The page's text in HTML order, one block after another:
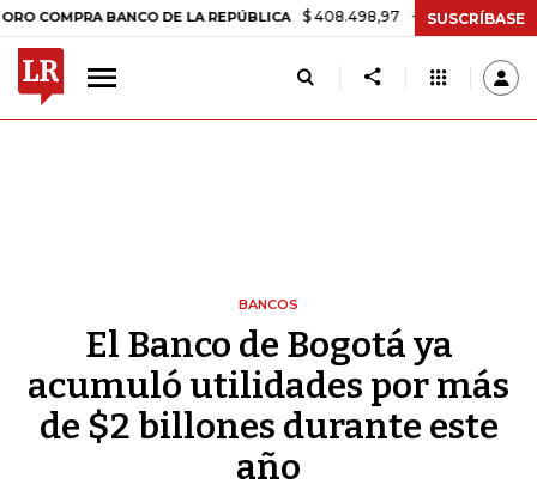
BANCO DE LA REPÚBLICA $ 408.498,97 +$ 8.753,81 +2,19%
SUSCRÍBASE
BANCOS
El Banco de Bogotá ya
acumuló utilidades por más
de $2 billones durante este
año